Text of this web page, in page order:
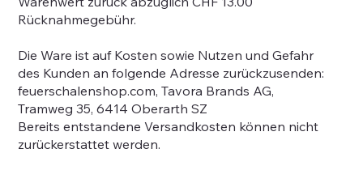
Rücknahmegebühr.
Die Ware ist auf Kosten sowie Nutzen und Gefahr
des Kunden an folgende Adresse zurückzusenden:
feuerschalenshop.com, Tavora Brands AG,
Tramweg 35, 6414 Oberarth SZ
Bereits entstandene Versandkosten können nicht
zurückerstattet werden.